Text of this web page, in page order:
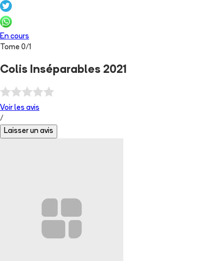
En cours
Tome 0/1
Colis Inséparables 2021
Voir les avis
/
Laisser un avis